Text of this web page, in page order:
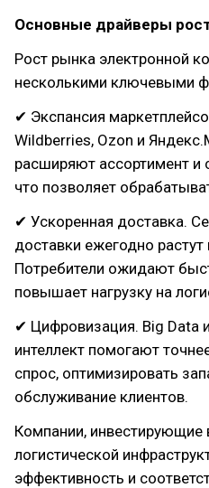
Основные драйверы
Рост рынка электронной
несколькими ключевыми
✔ Экспансия
Wildberries, Ozon и
расширяют ассортимент и
что позволяет
✔ Ускоренная доставка.
доставки ежегодно растут
Потребители ожидают
повышает нагрузку на
✔ Цифровизация. Big Data
интеллект помогают
спрос, оптимизировать
обслуживание клиентов.
Компании, инвестирующие
логистической
эффективность и